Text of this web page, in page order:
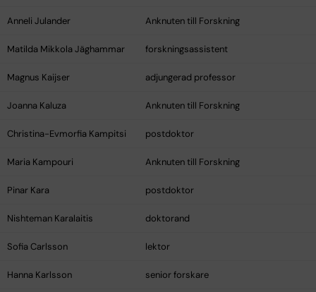
Anneli Julander Anknuten till Forskning
Matilda Mikkola Jäghammar forskningsassistent
Magnus Kaijser adjungerad professor
Joanna Kaluza Anknuten till Forskning
Christina-Evmorfia Kampitsi postdoktor
Maria Kampouri Anknuten till Forskning
Pinar Kara postdoktor
Nishteman Karalaitis doktorand
Sofia Carlsson lektor
Hanna Karlsson senior forskare